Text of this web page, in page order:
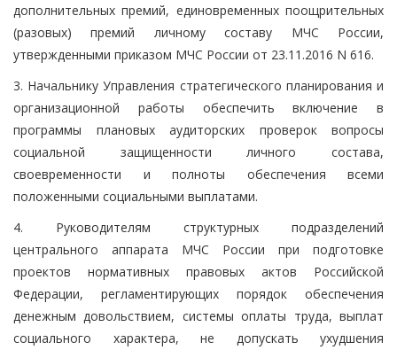
дополнительных премий, единовременных поощрительных
(разовых) премий личному составу МЧС России,
утвержденными приказом МЧС России от 23.11.2016 N 616.
3. Начальнику Управления стратегического планирования и
организационной работы обеспечить включение в
программы плановых аудиторских проверок вопросы
социальной защищенности личного состава,
своевременности и полноты обеспечения всеми
положенными социальными выплатами.
4. Руководителям структурных подразделений
центрального аппарата МЧС России при подготовке
проектов нормативных правовых актов Российской
Федерации, регламентирующих порядок обеспечения
денежным довольствием, системы оплаты труда, выплат
социального характера, не допускать ухудшения